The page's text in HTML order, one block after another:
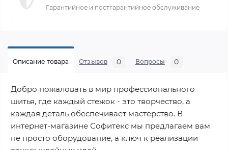
Гарантийное и постгарантийное обслуживание
Описание товара Отзывов 0 Вопросы 0
Добро пожаловать в мир профессионального
шитья, где каждый стежок - это творчество, а
каждая деталь обеспечивает мастерство. В
интернет-магазине Софитекс мы предлагаем вам
не просто оборудование, а ключ к реализации